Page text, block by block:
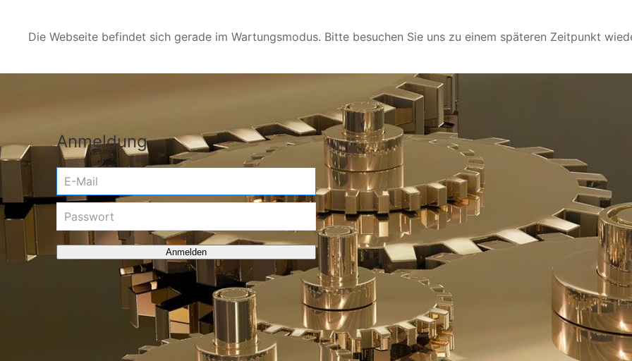
Die Webseite befindet sich gerade im Wartungsmodus. Bitte besuchen Sie uns zu einem späteren Zeitpunkt
Anmeldung